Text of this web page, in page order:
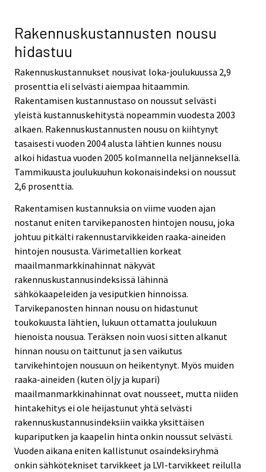
Rakennuskustannusten nousu
hidastuu
Rakennuskustannukset nousivat loka-joulukuussa 2,9
prosenttia eli selvästi aiempaa hitaammin.
Rakentamisen kustannustaso on noussut selvästi
yleistä kustannuskehitystä nopeammin vuodesta 2003
alkaen. Rakennuskustannusten nousu on kiihtynyt
tasaisesti vuoden 2004 alusta lähtien kunnes nousu
alkoi hidastua vuoden 2005 kolmannella neljänneksellä.
Tammikuusta joulukuuhun kokonaisindeksi on noussut
2,6 prosenttia.
Rakentamisen kustannuksia on viime vuoden ajan
nostanut eniten tarvikepanosten hintojen nousu, joka
johtuu pitkälti rakennustarvikkeiden raaka-aineiden
hintojen noususta. Värimetallien korkeat
maailmanmarkkinahinnat näkyvät
rakennuskustannusindeksissä lähinnä
sähkökaapeleiden ja vesiputkien hinnoissa.
Tarvikepanosten hinnan nousu on hidastunut
toukokuusta lähtien, lukuun ottamatta joulukuun
hienoista nousua. Teräksen noin vuosi sitten alkanut
hinnan nousu on taittunut ja sen vaikutus
tarvikehintojen nousuun on heikentynyt. Myös muiden
raaka-aineiden (kuten öljy ja kupari)
maailmanmarkkinahinnat ovat nousseet, mutta niiden
hintakehitys ei ole heijastunut yhtä selvästi
rakennuskustannusindeksiin vaikka yksittäisen
kupariputken ja kaapelin hinta onkin noussut selvästi.
Vuoden aikana eniten kallistunut osaindeksiryhmä
onkin sähkötekniset tarvikkeet ja LVI-tarvikkeet reilulla